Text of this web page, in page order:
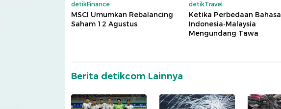
detikFinance
MSCI Umumkan Rebalancing
Saham 12 Agustus
detikTravel
Ketika Perbedaan Bahasa
Indonesia-Malaysia
Mengundang Tawa
Berita detikcom Lainnya